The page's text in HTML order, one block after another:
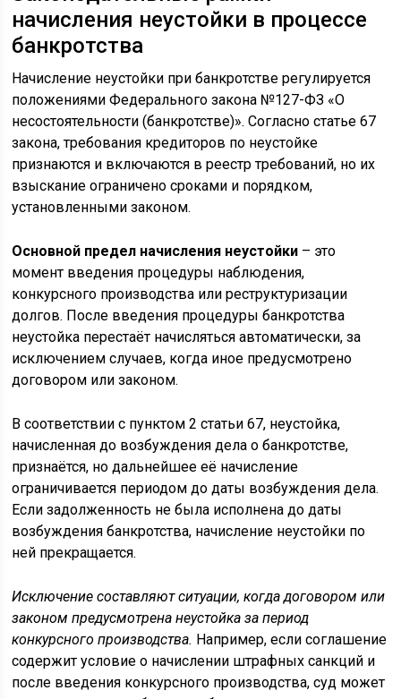
начисления неустойки в процессе
банкротства
Начисление неустойки при банкротстве регулируется
положениями Федерального закона №127-ФЗ «О
несостоятельности (банкротстве)». Согласно статье 67
закона, требования кредиторов по неустойке
признаются и включаются в реестр требований, но их
взыскание ограничено сроками и порядком,
установленными законом.
Основной предел начисления неустойки – это
момент введения процедуры наблюдения,
конкурсного производства или реструктуризации
долгов. После введения процедуры банкротства
неустойка перестаёт начисляться автоматически, за
исключением случаев, когда иное предусмотрено
договором или законом.
В соответствии с пунктом 2 статьи 67, неустойка,
начисленная до возбуждения дела о банкротстве,
признаётся, но дальнейшее её начисление
ограничивается периодом до даты возбуждения дела.
Если задолженность не была исполнена до даты
возбуждения банкротства, начисление неустойки по
ней прекращается.
Исключение составляют ситуации, когда договором или
законом предусмотрена неустойка за период
конкурсного производства. Например, если соглашение
содержит условие о начислении штрафных санкций и
после введения конкурсного производства, суд может